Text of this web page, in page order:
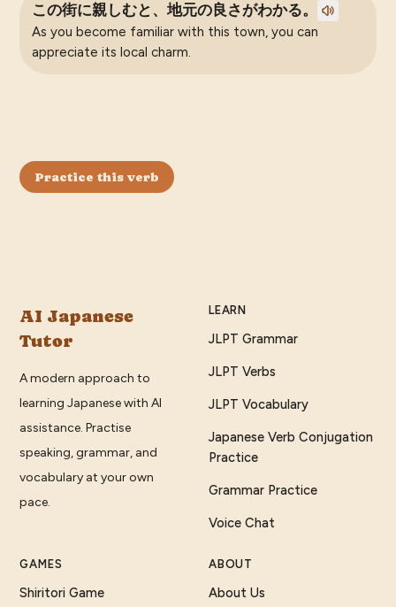
この街に親しむと、地元の良さがわかる。
As you become familiar with this town, you can
appreciate its local charm.
Practice this verb
AI Japanese
Tutor
A modern approach to
learning Japanese with AI
assistance. Practise
speaking, grammar, and
vocabulary at your own
pace.
LEARN
JLPT Grammar
JLPT Verbs
JLPT Vocabulary
Japanese Verb Conjugation
Practice
Grammar Practice
Voice Chat
GAMES
Shiritori Game
ABOUT
About Us